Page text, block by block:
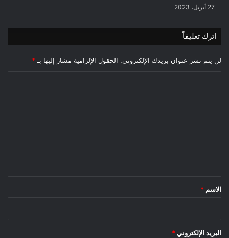
27 أبريل، 2023
اترك تعليقاً
لن يتم نشر عنوان بريدك الإلكتروني. الحقول الإلزامية مشار إليها بـ *
*
الاسم *
البريد الإلكتروني *